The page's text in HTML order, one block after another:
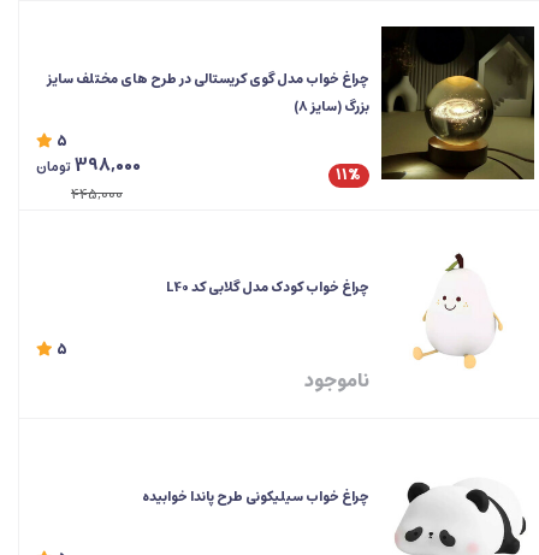
چراغ خواب مدل گوی کریستالی در طرح های مختلف سایز
بزرگ (سایز 8)
5
11%
398,000تومان
445,000
چراغ خواب کودک مدل گلابی کد L40
5
ناموجود
چراغ خواب سیلیکونی طرح پاندا خوابیده